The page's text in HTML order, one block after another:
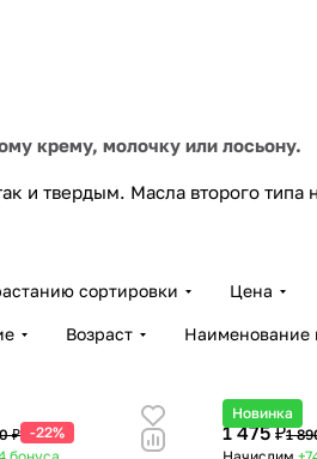
крему, молочку или лосьону.
и твердым. Масла второго
сортировки Цена
Возраст Наименование
₽ -22%
Новинка
1 475 ₽1